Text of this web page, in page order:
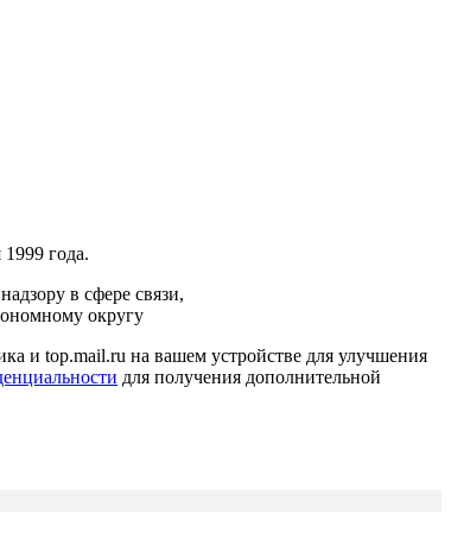
года.
в сфере связи,
округу
и top.mail.ru на вашем устройстве для улучшения
для получения дополнительной